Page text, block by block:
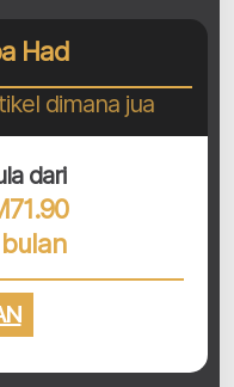
Had
dimana jua
dari